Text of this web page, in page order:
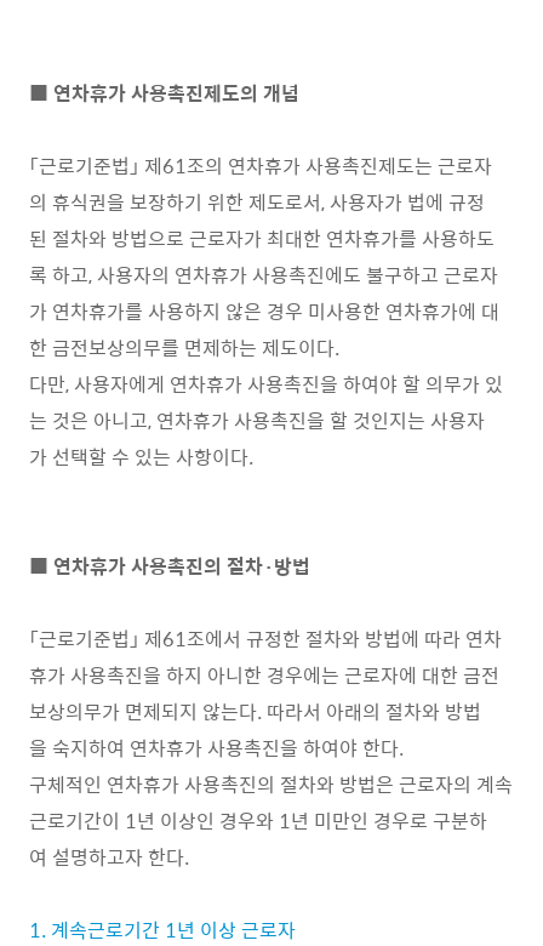
■ 연차휴가 사용촉진제도의 개념
「근로기준법」 제61조의 연차휴가 사용촉진제도는 근로자
의 휴식권을 보장하기 위한 제도로서, 사용자가 법에 규정
된 절차와 방법으로 근로자가 최대한 연차휴가를 사용하도
록 하고, 사용자의 연차휴가 사용촉진에도 불구하고 근로자
가 연차휴가를 사용하지 않은 경우 미사용한 연차휴가에 대
한 금전보상의무를 면제하는 제도이다.
다만, 사용자에게 연차휴가 사용촉진을 하여야 할 의무가 있
는 것은 아니고, 연차휴가 사용촉진을 할 것인지는 사용자
가 선택할 수 있는 사항이다.
■ 연차휴가 사용촉진의 절차·방법
「근로기준법」 제61조에서 규정한 절차와 방법에 따라 연차
휴가 사용촉진을 하지 아니한 경우에는 근로자에 대한 금전
보상의무가 면제되지 않는다. 따라서 아래의 절차와 방법
을 숙지하여 연차휴가 사용촉진을 하여야 한다.
구체적인 연차휴가 사용촉진의 절차와 방법은 근로자의 계속
근로기간이 1년 이상인 경우와 1년 미만인 경우로 구분하
여 설명하고자 한다.
1. 계속근로기간 1년 이상 근로자